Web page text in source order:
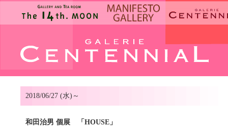
2018/06/27 (水)～
和田治男 個展 「HOUSE」